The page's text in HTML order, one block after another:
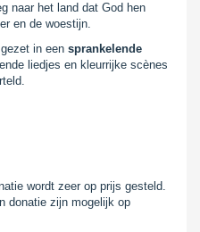
naar het land dat God hen
en de woestijn.
in een sprankelende
liedjes en kleurrijke scènes
wordt zeer op prijs gesteld.
donatie zijn mogelijk op